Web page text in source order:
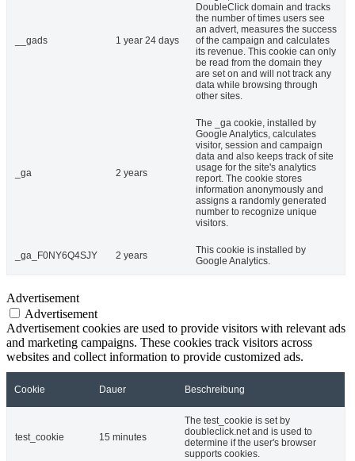
__gads 1 year 24 days
DoubleClick domain and tracks
the number of times users see
an advert, measures the success
of the campaign and calculates
its revenue. This cookie can only
be read from the domain they
are set on and will not track any
data while browsing through
other sites.
_ga 2 years
The _ga cookie, installed by
Google Analytics, calculates
visitor, session and campaign
data and also keeps track of site
usage for the site's analytics
report. The cookie stores
information anonymously and
assigns a randomly generated
number to recognize unique
visitors.
_ga_F0NY6Q4SJY 2 years
This cookie is installed by
Google Analytics.
Advertisement
Advertisement
Advertisement cookies are used to provide visitors with relevant ads
and marketing campaigns. These cookies track visitors across
websites and collect information to provide customized ads.
Cookie Dauer Beschreibung
test_cookie 15 minutes
The test_cookie is set by
doubleclick.net and is used to
determine if the user's browser
supports cookies.